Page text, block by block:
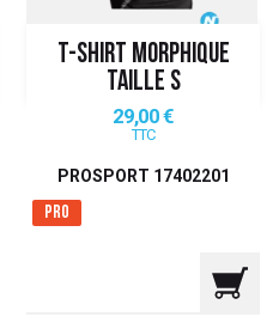
T-SHIRT MORPHIQUE
TAILLE S
Prix
29,00 €
TTC
PROSPORT 17402201
Pro